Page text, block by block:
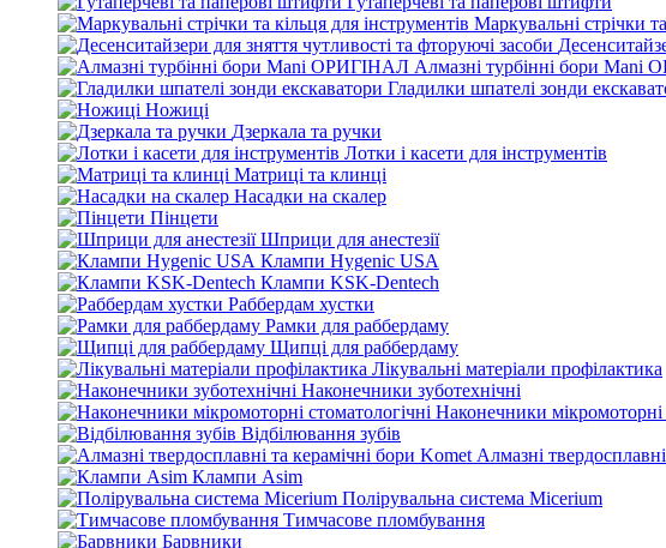
Маркувальні стрічки
Алмазні турбінні бори Mani
Гладилки шпателі зонди
Ножиці
Дзеркала та ручки
Лотки і касети для інструментів
Матриці та клинці
Насадки на скалер
Пінцети
Шприци для анестезії
Клампи Hygenic USA
Клампи KSK-Dentech
Раббердам хустки
Рамки для раббердаму
Щипці для раббердаму
Лікувальні матеріали профілактика
Наконечники зуботехнічні
Наконечники мікромоторні
Відбілювання зубів
Алмазні
Клампи Asim
Полірувальна система Micerium
Тимчасове пломбування
Барвники